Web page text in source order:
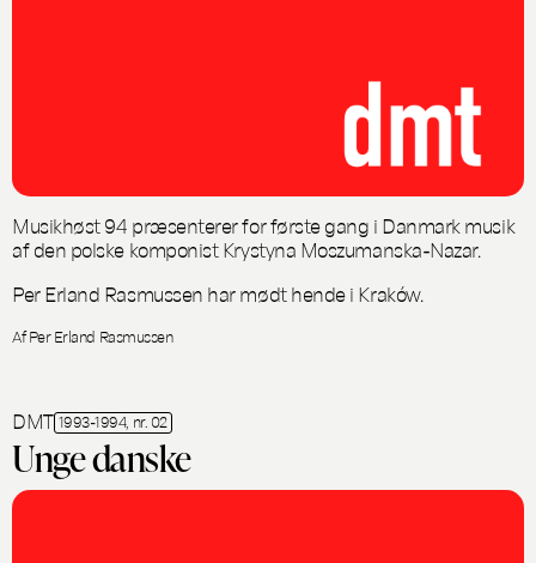
Musikhøst 94 præsenterer for første gang i Danmark musik
af den polske komponist Krystyna Moszumanska-Nazar.
Per Erland Rasmussen har mødt hende i Kraków.
Af Per Erland Rasmussen
DMT 1993-1994, nr. 02
Unge danske